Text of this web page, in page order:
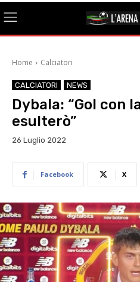
Home Calciatori
CALCIATORI NEWS
Dybala: “Gol con
esulterò”
26 Luglio 2022
Facebook X